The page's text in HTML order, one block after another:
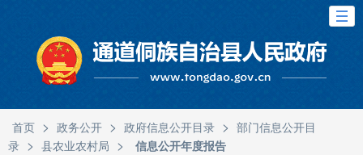
首页 > 政务公开 > 政府信息公开目录 > 部门信息公开目
录 > 县农业农村局 > 信息公开年度报告